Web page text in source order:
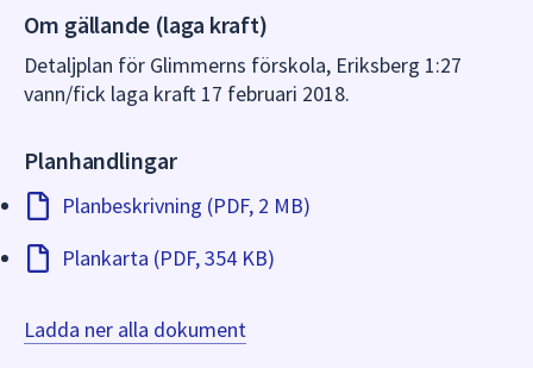
Om gällande (laga kraft)
Detaljplan för Glimmerns förskola, Eriksberg 1:27
vann/fick laga kraft 17 februari 2018.
Planhandlingar
Planbeskrivning (PDF, 2 MB)
Plankarta (PDF, 354 KB)
Ladda ner alla dokument